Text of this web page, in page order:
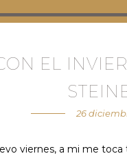
EL
26
viernes, a mi me